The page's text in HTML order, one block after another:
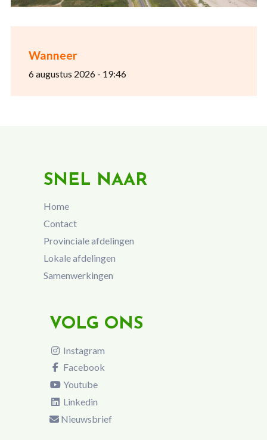
Wanneer
6 augustus 2026 - 19:46
SNEL NAAR
Home
Contact
Provinciale afdelingen
Lokale afdelingen
Samenwerkingen
VOLG ONS
Instagram
Facebook
Youtube
Linkedin
Nieuwsbrief